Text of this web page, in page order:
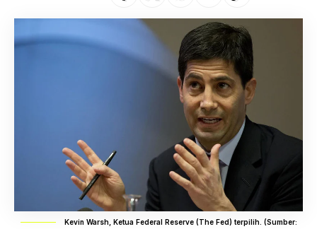
Kevin Warsh, Ketua Federal Reserve (The Fed) terpilih. (Sumber: